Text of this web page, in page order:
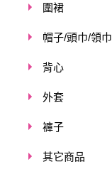
圍裙
帽子/頭巾/領巾
背心
外套
褲子
其它商品